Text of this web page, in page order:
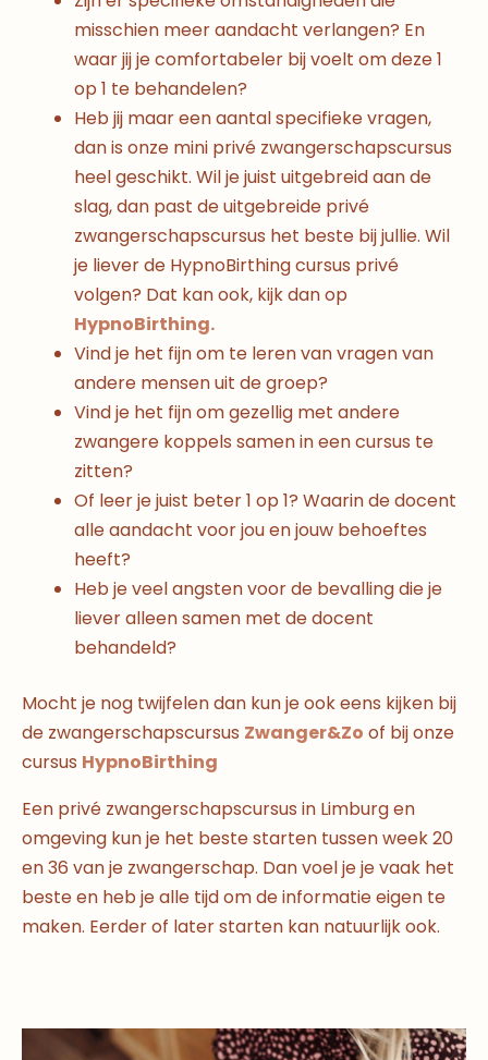
misschien meer aandacht verlangen? En
waar jij je comfortabeler bij voelt om deze 1
op 1 te behandelen?
Heb jij maar een aantal specifieke vragen,
dan is onze mini privé zwangerschapscursus
heel geschikt. Wil je juist uitgebreid aan de
slag, dan past de uitgebreide privé
zwangerschapscursus het beste bij jullie. Wil
je liever de HypnoBirthing cursus privé
volgen? Dat kan ook, kijk dan op
HypnoBirthing.
Vind je het fijn om te leren van vragen van
andere mensen uit de groep?
Vind je het fijn om gezellig met andere
zwangere koppels samen in een cursus te
zitten?
Of leer je juist beter 1 op 1? Waarin de docent
alle aandacht voor jou en jouw behoeftes
heeft?
Heb je veel angsten voor de bevalling die je
liever alleen samen met de docent
behandeld?
Mocht je nog twijfelen dan kun je ook eens kijken bij
de zwangerschapscursus Zwanger&Zo of bij onze
cursus HypnoBirthing
Een privé zwangerschapscursus in Limburg en
omgeving kun je het beste starten tussen week 20
en 36 van je zwangerschap. Dan voel je je vaak het
beste en heb je alle tijd om de informatie eigen te
maken. Eerder of later starten kan natuurlijk ook.